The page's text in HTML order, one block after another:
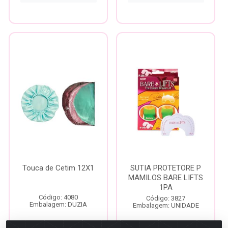
Touca de Cetim 12X1
Código: 4080
Embalagem: DUZIA
SUTIA PROTETORE P
MAMILOS BARE LIFTS
1PA
Código: 3827
Embalagem: UNIDADE